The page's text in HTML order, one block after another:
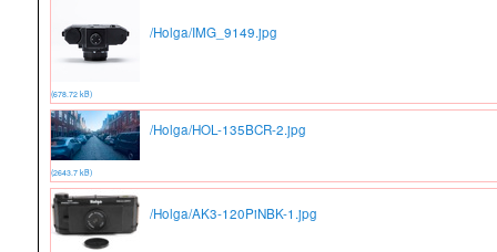
/Holga/IMG_9149.jpg
(678.72 kB)
/Holga/HOL-135BCR-2.jpg
(2643.7 kB)
/Holga/AK3-120PiNBK-1.jpg